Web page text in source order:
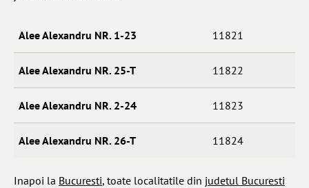
Alee Alexandru NR. 1-23 11821
Alee Alexandru NR. 25-T 11822
Alee Alexandru NR. 2-24 11823
Alee Alexandru NR. 26-T 11824
Inapoi la Bucuresti, toate localitatile din judetul Bucuresti